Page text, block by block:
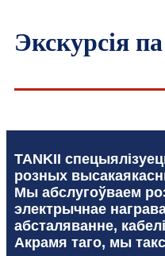
Экскурсія
TANKII
розных
Мы абслугоўваем
электрычнае
абсталяванне,
Акрамя таго, мы